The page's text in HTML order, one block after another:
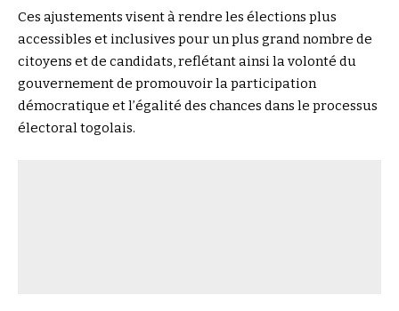
Ces ajustements visent à rendre les élections plus
accessibles et inclusives pour un plus grand nombre de
citoyens et de candidats, reflétant ainsi la volonté du
gouvernement de promouvoir la participation
démocratique et l’égalité des chances dans le processus
électoral togolais.